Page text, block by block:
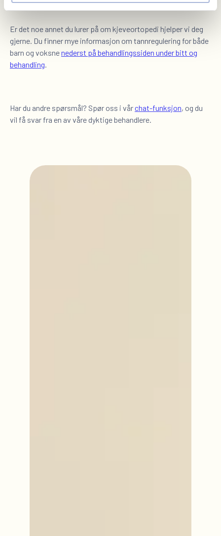
Er det noe annet du lurer på om kjeveortopedi hjelper vi deg
gjerne. Du finner mye informasjon om tannregulering for både
barn og voksnenederst på behandlingssiden under bitt og
behandling.
Har du andre spørsmål? Spør oss i vårchat-funksjon, og du
vil få svar fra en av våre dyktige behandlere.